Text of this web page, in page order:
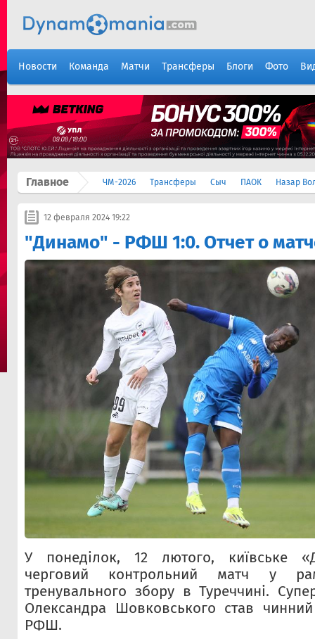
Новости Команда Матчи Трансферы Блоги Фото
Главное ЧМ-2026 Трансферы Сыч ПАОК Назар
12 февраля 2024 19:22
"Динамо" - РФШ 1:0. Отчет о
У понеділок, 12 лютого, київське
черговий контрольний матч у
тренувального збору в Туреччині.
Олександра Шовковського став
РФШ.